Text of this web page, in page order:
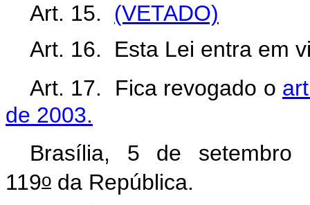
Art. 15. (VETADO)
Art. 16. Esta Lei entra em
Art. 17. Fica revogado o
de 2003.
Brasília, 5 de setembro
119o da República.